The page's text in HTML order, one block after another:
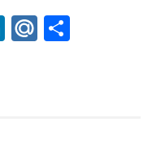
LinkedIn
Mail.Ru